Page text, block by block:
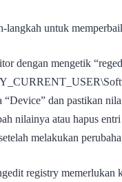
langkah untuk
dengan mengetik
“Device” dan pastikan
nilainya atau hapus
melakukan
registry